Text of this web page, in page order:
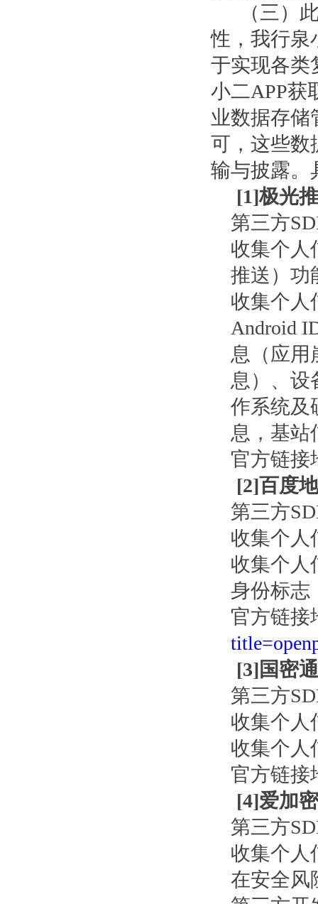
（三）
性，我行泉
于实现各类
小二APP获
业数据存储
可，这些数
输与披露。
[1]极光
第三方
收集个人
推送）功
收集个人
Android
息（应用
息）、设
作系统及
息，基站
官方链接
[2]百度
第三方
收集个人
收集个人
身份标志
官方链接
[3]国密
第三方
收集个人
收集个人
官方链接
[4]爱加
第三方
收集个人
在安全风